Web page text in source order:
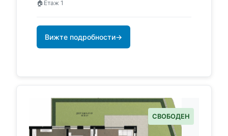
🏠 Етаж 1
Вижте подробности→
СВОБОДЕН